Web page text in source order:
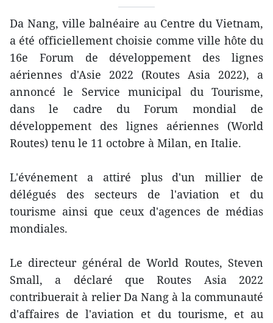
Da Nang, ville balnéaire au Centre du Vietnam,
a été officiellement choisie comme ville hôte du
16e Forum de développement des lignes
aériennes d'Asie 2022 (Routes Asia 2022), a
annoncé le Service municipal du Tourisme,
dans le cadre du Forum mondial de
développement des lignes aériennes (World
Routes) tenu le 11 octobre à Milan, en Italie.
L'événement a attiré plus d'un millier de
délégués des secteurs de l'aviation et du
tourisme ainsi que ceux d'agences de médias
mondiales.
Le directeur général de World Routes, Steven
Small, a déclaré que Routes Asia 2022
contribuerait à relier Da Nang à la communauté
d'affaires de l'aviation et du tourisme, et au